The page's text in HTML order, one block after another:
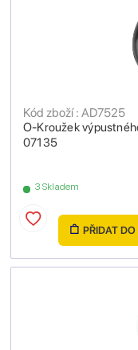
O-Kroužek
07135
Kód zboží : AD7525
3 Skladem
PŘIDAT DO